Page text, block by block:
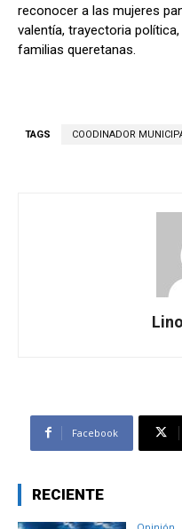
reconocer a las mujeres
valentía, trayectoria
familias queretanas.
TAGS COODINADOR
Facebook
RECIENTE